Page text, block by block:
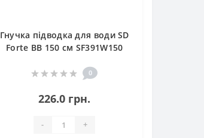
Гнучка підводка для води SD
Forte ВВ 150 см SF391W150
0
226.0 грн.
- +